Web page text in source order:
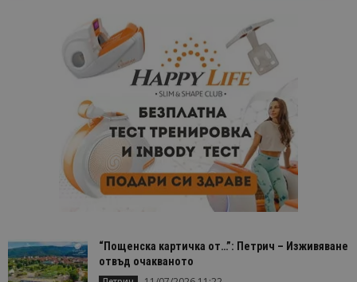
“Пощенска картичка от…”: Петрич – Изживяване
отвъд очакваното